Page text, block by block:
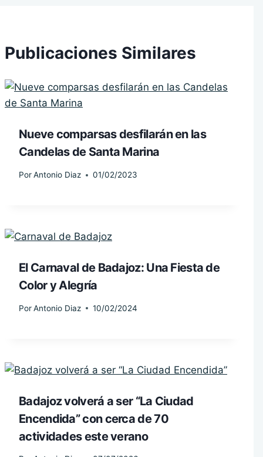
Publicaciones Similares
Nueve comparsas desfilarán en las
Candelas de Santa Marina
PorAntonio Diaz 01/02/2023
El Carnaval de Badajoz: Una Fiesta de
Color y Alegría
PorAntonio Diaz 10/02/2024
Badajoz volverá a ser “La Ciudad
Encendida” con cerca de 70
actividades este verano